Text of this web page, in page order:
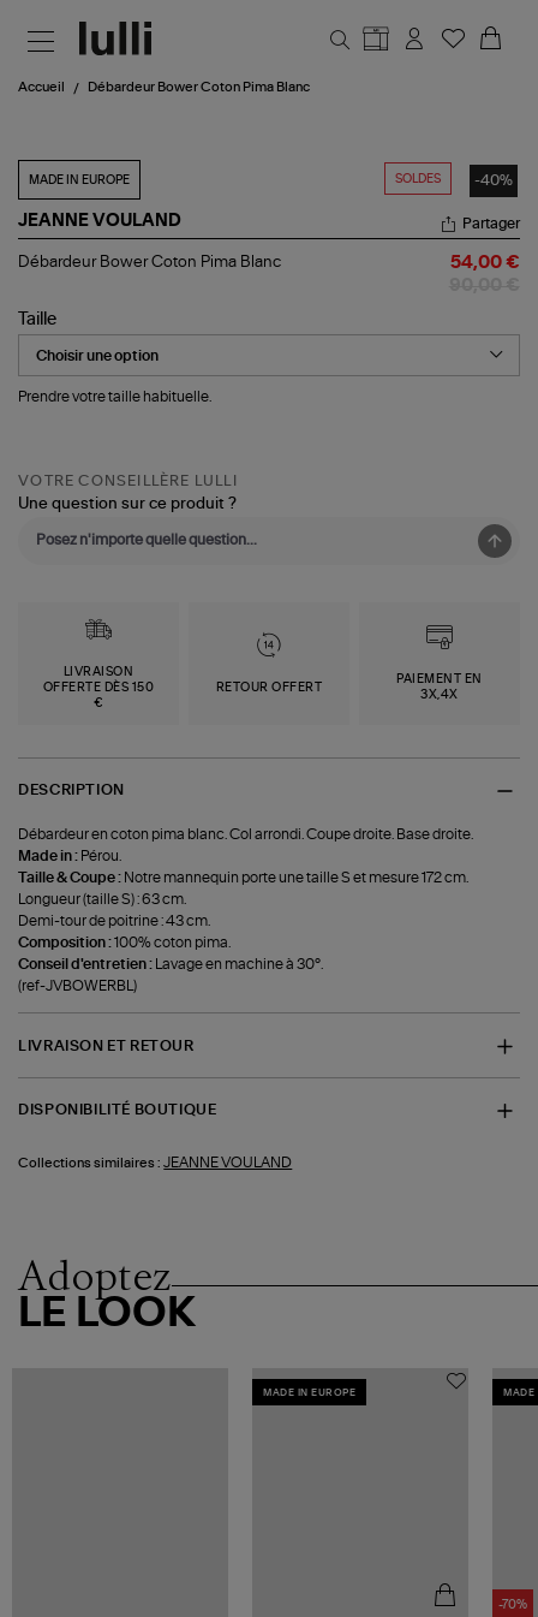
Accueil Débardeur Bower Coton Pima Blanc
SOLDES -40%
MADE IN EUROPE
JEANNE VOULAND
Débardeur
Pima
Blanc
Partager
Débardeur Bower Coton Pima Blanc 54,00 €
Taille
Prendre votre taille habituelle.
VOTRE CONSEILLÈRE LULLI
Une question sur ce produit ?
LIVRAISON
OFFERTE DÈS 150
€
RETOUR OFFERT
PAIEMENT EN
3X,4X
DESCRIPTION
Débardeur en coton pima blanc. Col arrondi. Coupe droite. Base droite.
Made in : Pérou.
Taille & Coupe : Notre mannequin porte une taille S et mesure 172 cm.
Longueur (taille S) : 63 cm.
Demi-tour de poitrine : 43 cm.
Composition :100% coton pima.
Conseil d'entretien :
Lavage en machine à 30°.
(ref-JVBOWERBL)
LIVRAISON ET RETOUR
DISPONIBILITÉ BOUTIQUE
Collections similaires : JEANNE VOULAND
Adoptez
LE LOOK
MADE IN EUROPE MADE
-70%